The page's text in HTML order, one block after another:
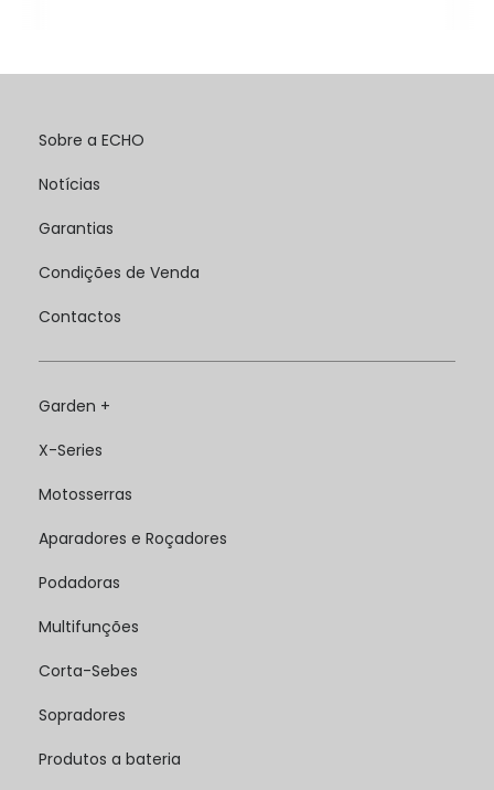
Sobre a ECHO
Notícias
Garantias
Condições de Venda
Contactos
Garden +
X-Series
Motosserras
Aparadores e Roçadores
Podadoras
Multifunções
Corta-Sebes
Sopradores
Produtos a bateria